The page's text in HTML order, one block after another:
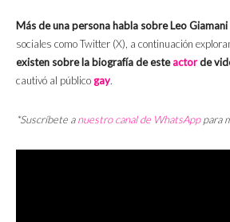
Más de una persona habla sobre Leo
sociales como Twitter (X), a continuación
existen sobre la biografía de esteactorde
cautivó al públicogay.
*Suscríbete anuestro canal de WhatsApppara